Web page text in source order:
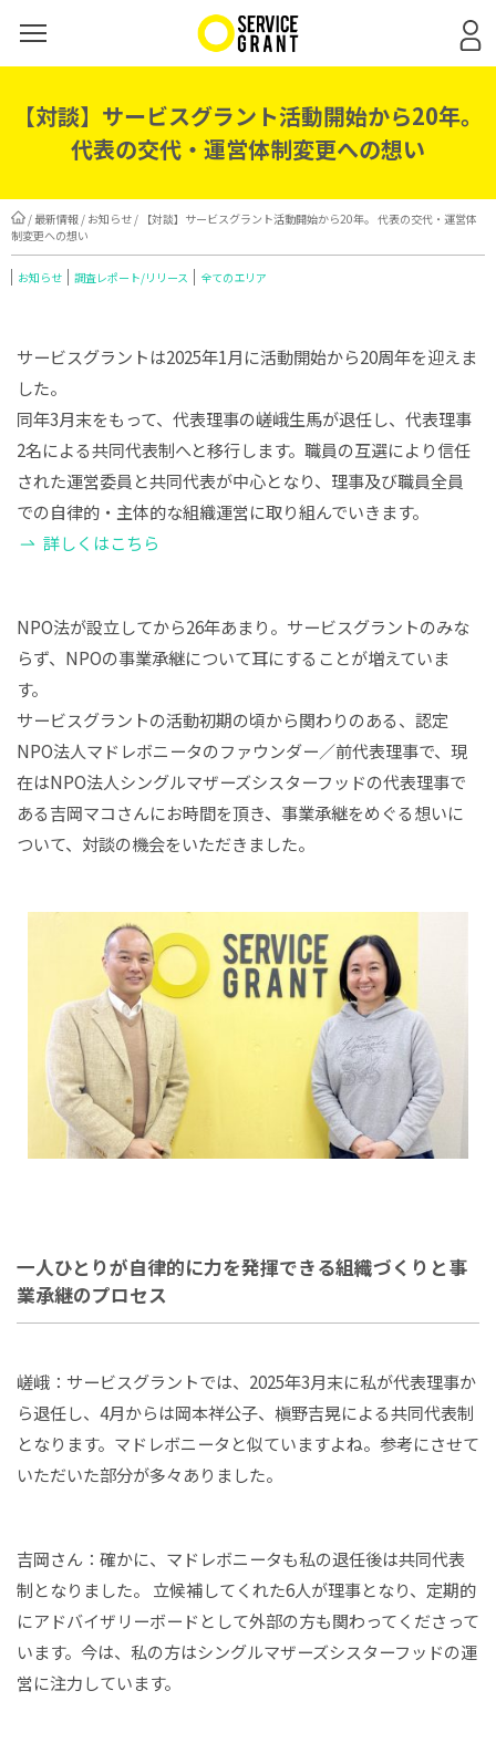
【対談】サービスグラント活動開始から20年。
代表の交代・運営体制変更への想い
/最新情報 / お知らせ / 【対談】サービスグラント活動開始から20年。 代表の交代・運営体
制変更への想い
お知らせ 調査レポート/リリース 全てのエリア
サービスグラントは2025年1月に活動開始から20周年を迎えま
した。
同年3月末をもって、代表理事の嵯峨生馬が退任し、代表理事
2名による共同代表制へと移行します。職員の互選により信任
された運営委員と共同代表が中心となり、理事及び職員全員
での自律的・主体的な組織運営に取り組んでいきます。
詳しくはこちら
NPO法が設立してから26年あまり。サービスグラントのみな
らず、NPOの事業承継について耳にすることが増えていま
す。
サービスグラントの活動初期の頃から関わりのある、認定
NPO法人マドレボニータのファウンダー／前代表理事で、現
在はNPO法人シングルマザーズシスターフッドの代表理事で
ある吉岡マコさんにお時間を頂き、事業承継をめぐる想いに
ついて、対談の機会をいただきました。
一人ひとりが自律的に力を発揮できる組織づくりと事
業承継のプロセス
嵯峨：サービスグラントでは、2025年3月末に私が代表理事か
ら退任し、4月からは岡本祥公子、槇野吉晃による共同代表制
となります。マドレボニータと似ていますよね。参考にさせて
いただいた部分が多々ありました。
吉岡さん：確かに、マドレボニータも私の退任後は共同代表
制となりました。 立候補してくれた6人が理事となり、定期的
にアドバイザリーボードとして外部の方も関わってくださって
います。今は、私の方はシングルマザーズシスターフッドの運
営に注力しています。